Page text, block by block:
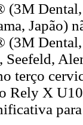
Dental,
Japão)
Dental,
terço
Rely X